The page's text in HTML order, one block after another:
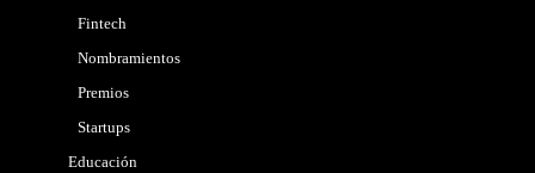
Fintech
Nombramientos
Premios
Startups
Educación